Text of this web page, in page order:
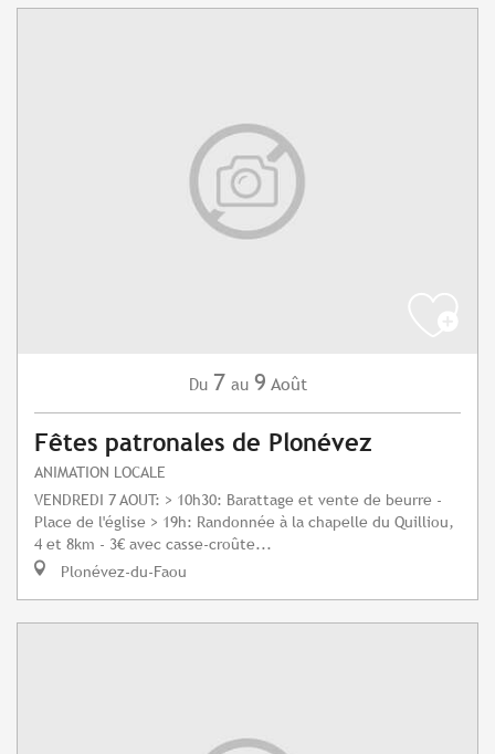
Du 7 au 9 Août
Fêtes patronales de Plonévez
ANIMATION LOCALE
VENDREDI 7 AOUT: > 10h30: Barattage et vente de beurre -
Place de l'église > 19h: Randonnée à la chapelle du Quilliou,
4 et 8km - 3€ avec casse-croûte...
Plonévez-du-Faou